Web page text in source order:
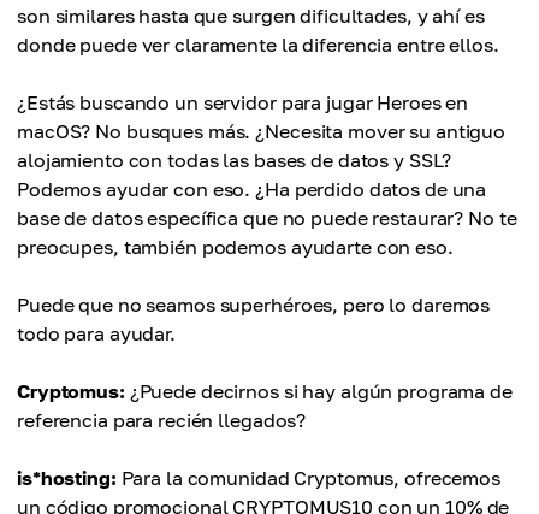
son similares hasta que surgen dificultades, y ahí es
donde puede ver claramente la diferencia entre ellos.
¿Estás buscando un servidor para jugar Heroes en
macOS? No busques más. ¿Necesita mover su antiguo
alojamiento con todas las bases de datos y SSL?
Podemos ayudar con eso. ¿Ha perdido datos de una
base de datos específica que no puede restaurar? No te
preocupes, también podemos ayudarte con eso.
Puede que no seamos superhéroes, pero lo daremos
todo para ayudar.
Cryptomus: ¿Puede decirnos si hay algún programa de
referencia para recién llegados?
is*hosting: Para la comunidad Cryptomus, ofrecemos
un código promocional CRYPTOMUS10 con un 10% de